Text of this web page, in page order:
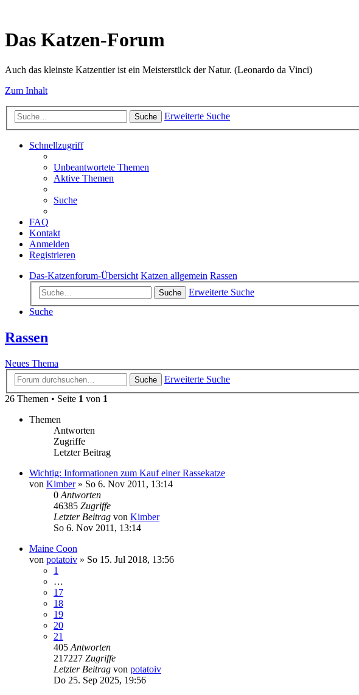
Das Katzen-Forum
Auch das kleinste Katzentier ist ein Meisterstück der Natur. (Leonardo da Vinci)
Zum Inhalt
Suche Erweiterte Suche
Schnellzugriff
Unbeantwortete Themen
Aktive Themen
Suche
FAQ
Kontakt
Anmelden
Registrieren
Das-Katzenforum-Übersicht Katzen allgemein Rassen
Suche
Erweiterte Suche
Suche
Rassen
Neues Thema
Suche
Erweiterte Suche
26 Themen • Seite 1 von 1
Themen
Antworten
Zugriffe
Letzter Beitrag
Wichtig: Informationen zum Kauf einer Rassekatze
von Kimber» So 6. Nov 2011, 13:14
0Antworten
46385 Zugriffe
Letzter Beitrag von Kimber
So 6. Nov 2011, 13:14
Maine Coon
von potatoiv » So 15. Jul 2018, 13:56
1
…
17
18
19
20
21
405Antworten
217227 Zugriffe
Letzter Beitrag von potatoiv
Do 25. Sep 2025, 19:56